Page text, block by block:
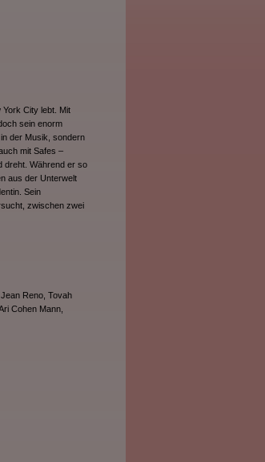
City lebt. Mit
sein enorm
der Musik, sondern
mit Safes –
dreht. Während er so
aus der Unterwelt
Sein
zwischen zwei
Reno, Tovah
Cohen Mann,